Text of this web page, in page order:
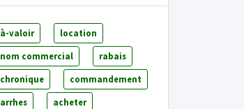
à-valoir location
nom commercial rabais
chronique commandement
arrhes acheter